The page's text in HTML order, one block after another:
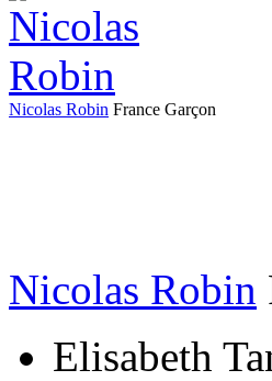
Nicolas Robin France Garçon
Nicolas Robin
Elisabeth